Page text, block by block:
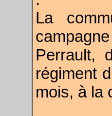
La
Perrault,
régiment
mois, à la